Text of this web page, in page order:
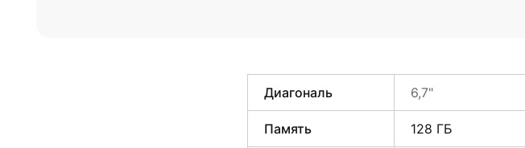
Диагональ 6,7"
Память 128 ГБ